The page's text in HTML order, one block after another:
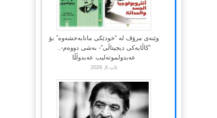
وێنەی مرۆڤ لە “خودێکی مانابەخشەوە” بۆ
“کاڵایەکی دیجیتاڵی”- بەشی دووەم-..
عەبدولموتەلیب عەبدوڵڵا
ئاب 6, 2026